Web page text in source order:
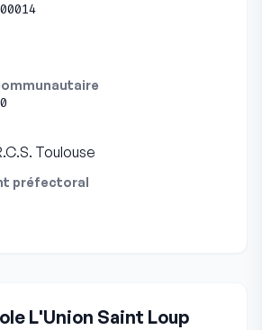
Toulouse
préfectoral
L'Union Saint Loup